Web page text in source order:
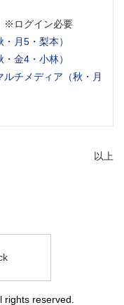
※ログイン必要
月5・梨本）
金4・小林）
チメディア（秋・月
以上
rights reserved.